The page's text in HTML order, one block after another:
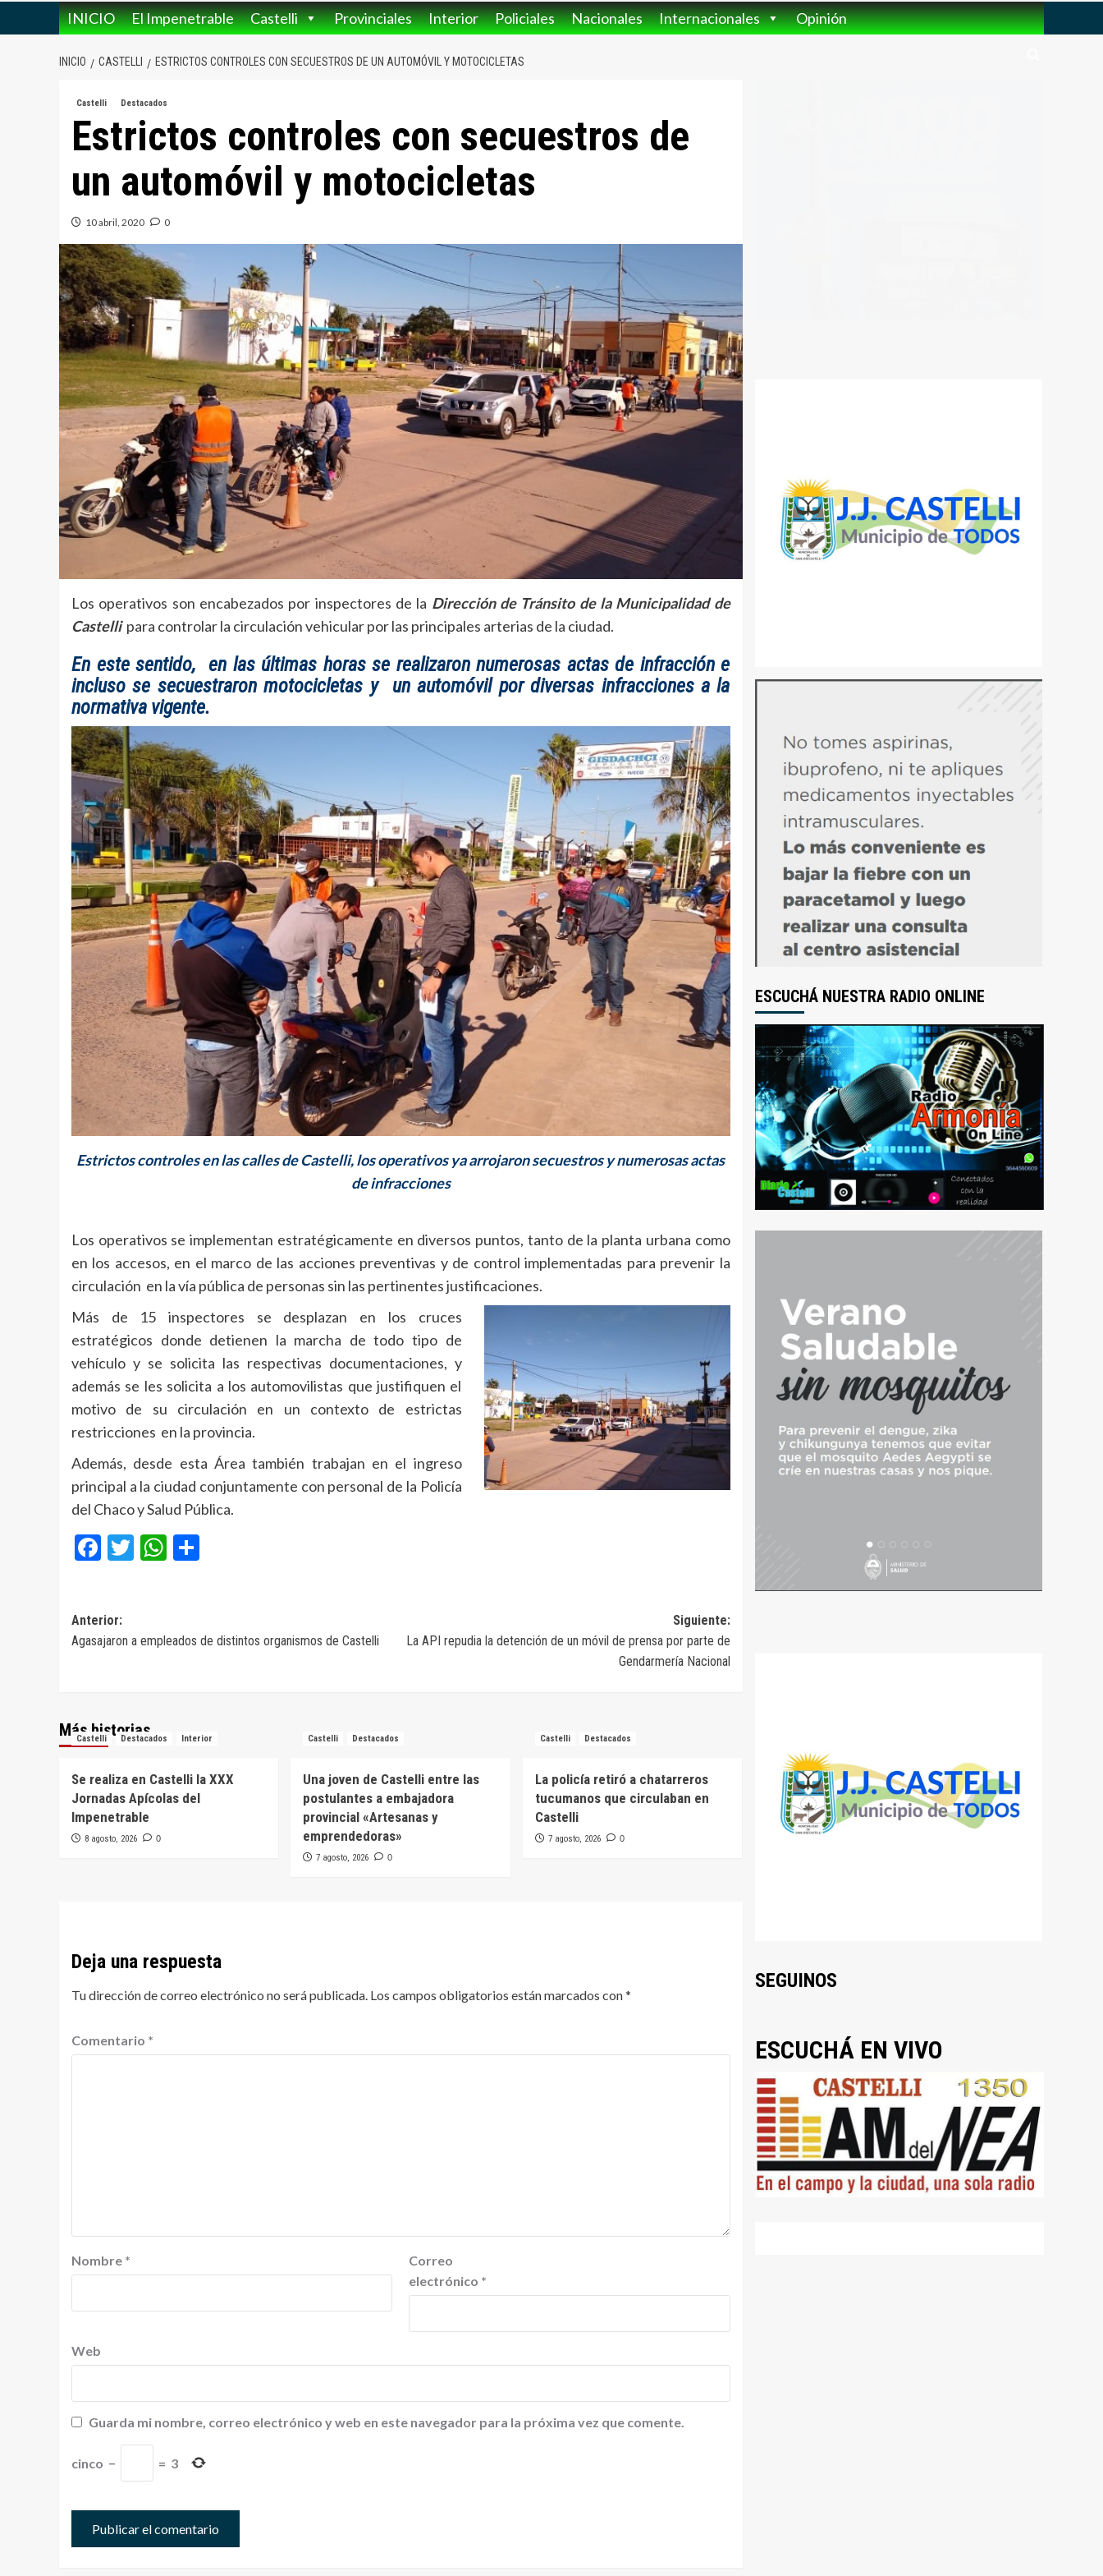
INICIO El Impenetrable Castelli Provinciales Interior Policiales Nacionales Internacionales Opinión
INICIO CASTELLI ESTRICTOS CONTROLES CON SECUESTROS DE UN AUTOMÓVIL Y MOTOCICLETAS
Castelli Destacados
Estrictos controles con secuestros de
un automóvil y motocicletas
10 abril, 2020 0
Los operativos son encabezados por inspectores de la Dirección de Tránsito de la Municipalidad de
Castelli para controlar la circulación vehicular por las principales arterias de la ciudad.
En este sentido, en las últimas horas se realizaron numerosas actas de infracción e
incluso se secuestraron motocicletas y un automóvil por diversas infracciones a la
normativa vigente.
Estrictos controles en las calles de Castelli, los operativos ya arrojaron secuestros y numerosas actas
de infracciones
Los operativos se implementan estratégicamente en diversos puntos, tanto de la planta urbana como
en los accesos, en el marco de las acciones preventivas y de control implementadas para prevenir la
circulación en la vía pública de personas sin las pertinentes justificaciones.
Más de 15 inspectores se desplazan en los cruces
estratégicos donde detienen la marcha de todo tipo de
vehículo y se solicita las respectivas documentaciones, y
además se les solicita a los automovilistas que justifiquen el
motivo de su circulación en un contexto de estrictas
restricciones en la provincia.
Además, desde esta Área también trabajan en el ingreso
principal a la ciudad conjuntamente con personal de la Policía
del Chaco y Salud Pública.
Facebook
TwitterWhatsApp
Navegación
de
Anterior:
Agasajaron a empleados de distintos organismos de Castelli
Siguiente:
La API repudia la detención de un móvil de prensa por parte de
Gendarmería Nacional
Más historias
Castelli Destacados Interior
Se realiza en Castelli la XXX
Jornadas Apícolas del
Impenetrable
8 agosto, 2026 0
Castelli Destacados
Una joven de Castelli entre las
postulantes a embajadora
provincial «Artesanas y
emprendedoras»
7 agosto, 2026 0
Castelli Destacados
La policía retiró a chatarreros
tucumanos que circulaban en
Castelli
7 agosto, 2026 0
Deja una respuesta
Tu dirección de correo electrónico no será publicada. Los campos obligatorios están marcados con*
Comentario *
Nombre *
Correo
electrónico *
Web
Guarda mi nombre, correo electrónico y web en este navegador para la próxima vez que comente.
cinco − = 3
ESCUCHÁ NUESTRA RADIO ONLINE
SEGUINOS
ESCUCHÁ EN VIVO